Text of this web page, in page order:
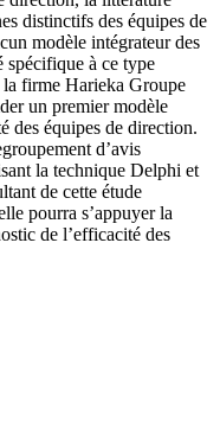
distinctifs des équipes de
modèle intégrateur des
spécifique à ce type
la firme Harieka Groupe
un premier modèle
des équipes de direction.
d’avis
la technique Delphi et
de cette étude
pourra s’appuyer la
de l’efficacité des